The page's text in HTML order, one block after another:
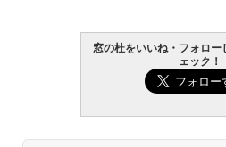
AIイラスト表
出す プロン
ズ (はぴーイ
Amazon
ない、大きな
続バッテリー
窓の杜をいいね・フォロー
ェック！